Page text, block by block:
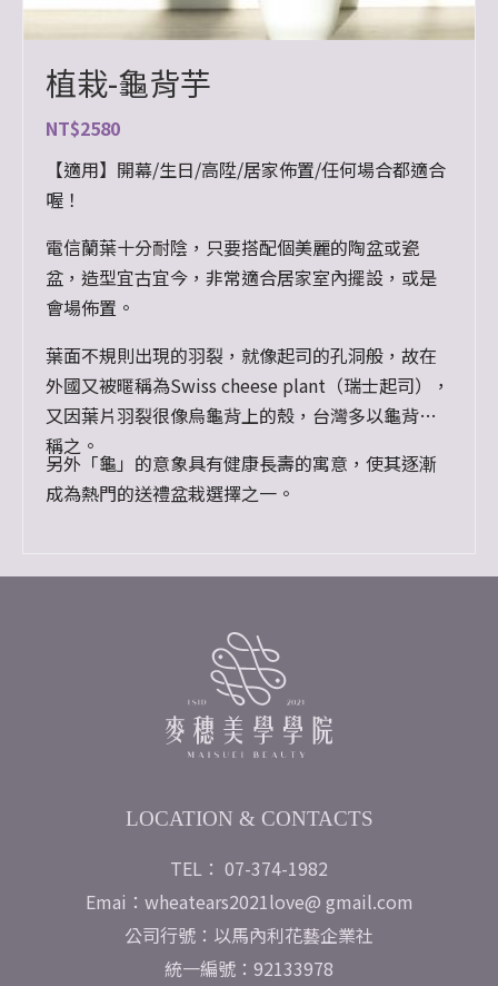
植栽-龜背芋
NT$2580
【適用】開幕/生日/高陞/居家佈置/任何場合都適合
喔！
電信蘭葉十分耐陰，只要搭配個美麗的陶盆或瓷
盆，造型宜古宜今，非常適合居家室內擺設，或是
會場佈置。
葉面不規則出現的羽裂，就像起司的孔洞般，故在
外國又被暱稱為Swiss cheese plant（瑞士起司），
又因葉片羽裂很像烏龜背上的殼，台灣多以龜背竹
稱之。
另外「龜」的意象具有健康長壽的寓意，使其逐漸
成為熱門的送禮盆栽選擇之一。
LOCATION & CONTACTS
TEL： 07-374-1982
Emai：wheatears2021love@ gmail.com
公司行號：以馬內利花藝企業社
統一編號：92133978